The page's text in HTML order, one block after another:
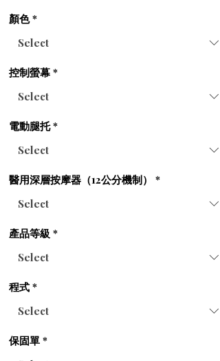
顏色 *
控制螢幕 *
電動腿托 *
醫用深層按摩器（12公分機制） *
產品等級 *
程式 *
保固單 *